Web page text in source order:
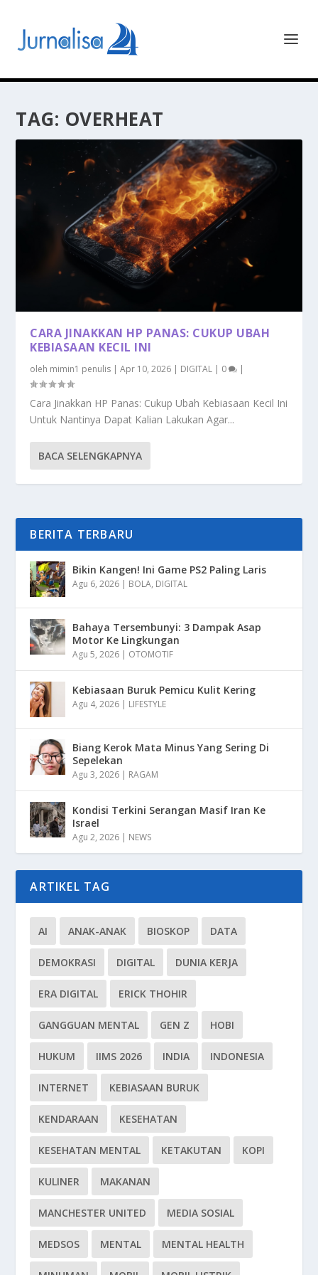
TAG: OVERHEAT
CARA JINAKKAN HP PANAS: CUKUP UBAH
KEBIASAAN KECIL INI
oleh mimin1 penulis |Apr 10, 2026 | DIGITAL | 0 |
Cara Jinakkan HP Panas: Cukup Ubah Kebiasaan Kecil Ini
Untuk Nantinya Dapat Kalian Lakukan Agar...
BACA SELENGKAPNYA
BERITA TERBARU
Bikin Kangen! Ini Game PS2 Paling Laris
Agu 6, 2026 | BOLA, DIGITAL
Bahaya Tersembunyi: 3 Dampak Asap
Motor Ke Lingkungan
Agu 5, 2026 | OTOMOTIF
Kebiasaan Buruk Pemicu Kulit Kering
Agu 4, 2026 | LIFESTYLE
Biang Kerok Mata Minus Yang Sering Di
Sepelekan
Agu 3, 2026 | RAGAM
Kondisi Terkini Serangan Masif Iran Ke
Israel
Agu 2, 2026 | NEWS
ARTIKEL TAG
AI ANAK-ANAK BIOSKOP DATA
DEMOKRASI DIGITAL DUNIA KERJA
ERA DIGITAL ERICK THOHIR
GANGGUAN MENTAL GEN Z HOBI
HUKUM IIMS 2026 INDIA INDONESIA
INTERNET KEBIASAAN BURUK
KENDARAAN KESEHATAN
KESEHATAN MENTAL KETAKUTAN KOPI
KULINER MAKANAN
MANCHESTER UNITED MEDIA SOSIAL
MEDSOS MENTAL MENTAL HEALTH